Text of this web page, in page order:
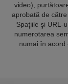
video),
aprobată de
Spaţiile şi URL-
numerotarea
numai în acord